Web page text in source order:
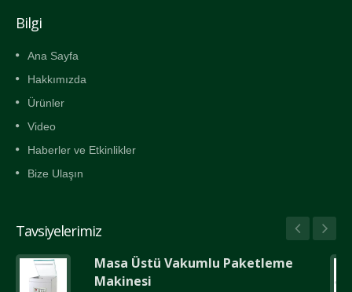
Bilgi
Ana Sayfa
Hakkımızda
Ürünler
Video
Haberler ve Etkinlikler
Bize Ulaşın
Tavsiyelerimiz
Masa Üstü Vakumlu Paketleme
Makinesi